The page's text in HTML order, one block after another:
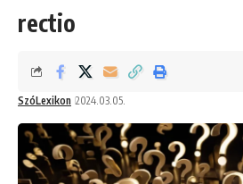
rectio
SzóLexikon 2024.03.05.